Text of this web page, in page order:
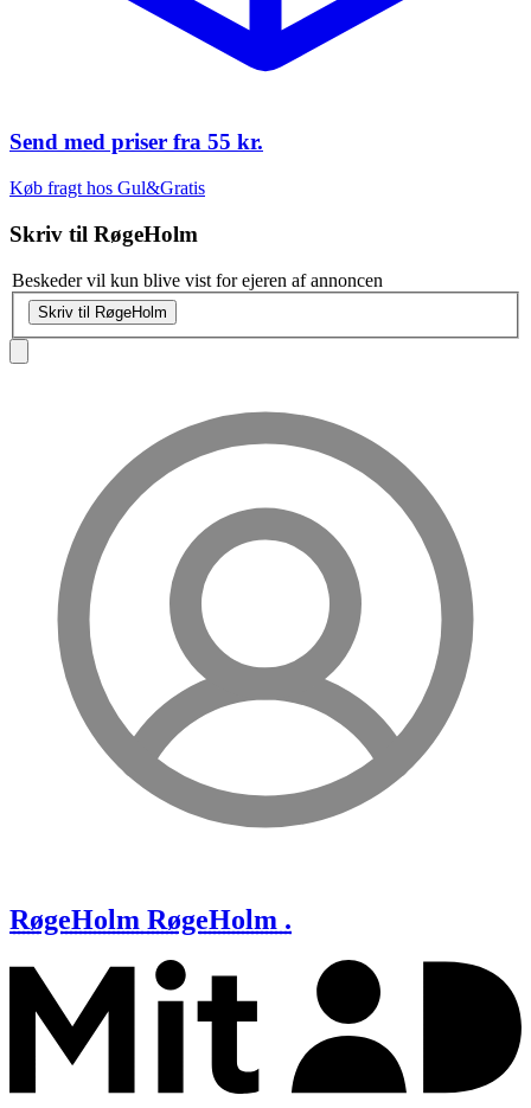
Send med priser fra 55 kr.
Køb fragt hos Gul&Gratis
Skriv til RøgeHolm
Beskeder vil kun blive vist for ejeren af annoncen
Skriv til RøgeHolm
RøgeHolm RøgeHolm .